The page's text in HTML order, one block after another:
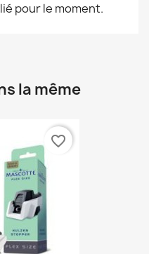
pour le moment.
la même
favorite_border